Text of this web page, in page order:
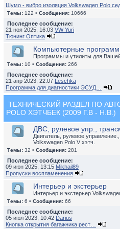
Шумо - вибро изоляция Volkswagen Polo
Темы: 122 • Сообщения: 10666
Последнее сообщение:
21 ноя 2025, 16:03 VW Yuri
Тюнинг Оптика
Компьютерные
Программы и утилиты для
Темы: 10 • Сообщения: 266
Последнее сообщение:
21 апр 2023, 22:07 Leschka
Программа для диагностики ЭСУД…
ТЕХНИЧЕСКИЙ РАЗДЕЛ ПО
POLO ХЭТЧБЕК (2009 Г.В - Н.В.)
ДВС, рулевое упр.,
Двигатель, рулевое
Volkswagen Polo V хэтч.
Темы: 32 • Сообщения: 281
Последнее сообщение:
09 июн 2025, 13:15 Mikhail89
Пропуски воспламенения
Интерьер и экстерьер
Интерьер и экстерьер
Темы: 6 • Сообщения: 66
Последнее сообщение:
05 июл 2023, 10:42 Darius
Кнопка открытия багажника рест…